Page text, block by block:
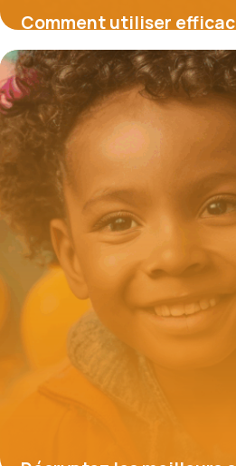
Comment utiliser
promo Amazon pour
16 juin 2026